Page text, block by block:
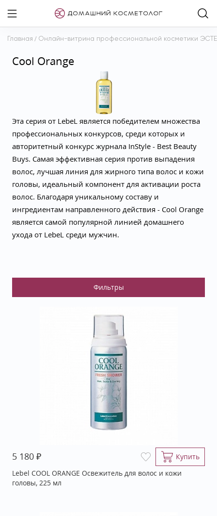
Главная / Онлайн-витрина профессиональной косметики
Cool Orange
Эта серия от LebeL является победителем множества
профессиональных конкурсов, среди которых и
авторитетный конкурс журнала InStyle - Best Beauty
Buys. Самая эффективная серия против выпадения
волос, лучшая линия для жирного типа волос и кожи
головы, идеальный компонент для активации роста
волос. Благодаря уникальному составу и
ингредиентам направленного действия - Cool Orange
является самой популярной линией домашнего
ухода от LebeL среди мужчин.
5 180 ₽
Купить
Lebel COOL ORANGE Освежитель для волос и кожи
головы, 225 мл